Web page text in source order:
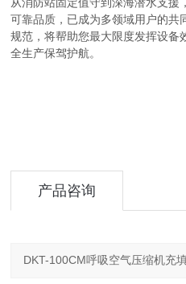
可靠品质，已成为多领域用户的共
规范，将帮助您最大限度发挥设备
全生产保驾护航。
产品咨询